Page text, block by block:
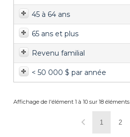
45 à 64 ans
65 ans et plus
Revenu familial
< 50 000 $ par année
Affichage de l'élément 1 à 10 sur 18 éléments
1 2